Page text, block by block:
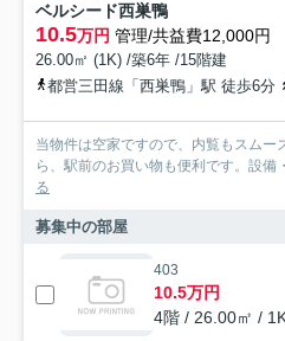
ベルシード西巣鴨
10.5万円 管理/共益費12,000円
26.00㎡ (1K) /築6年 /15階建
都営三田線「西巣鴨」駅 徒歩6分
当物件は空家ですので、内覧もスムー
ら、駅前のお買い物も便利です。設備
る
募集中の部屋
403
10.5万円
4階 / 26.00㎡ /